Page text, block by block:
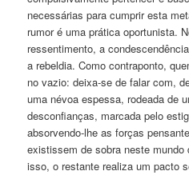
necessárias para cumprir esta
rumor é uma prática oportunista.
ressentimento, a
a rebeldia. Como contraponto,
no vazio: deixa-se de falar com,
uma névoa espessa, rodeada de
desconfianças, marcada pelo
absorvendo-lhe as forças
existissem de sobra neste mundo
isso, o restante realiza um pacto